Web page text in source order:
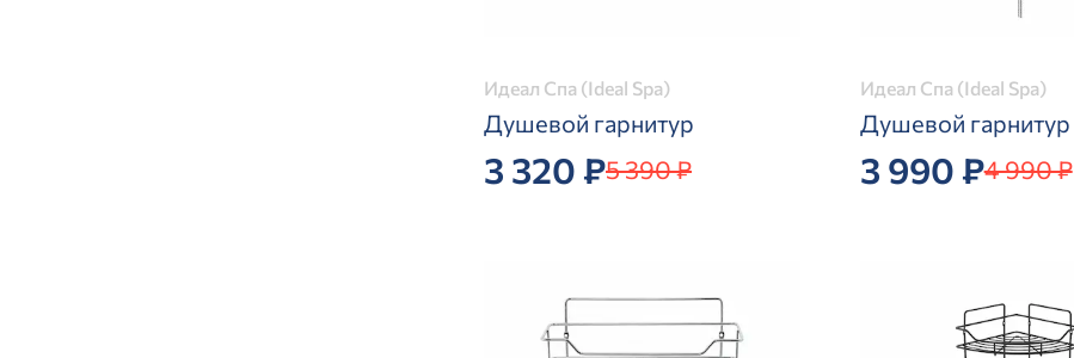
Идеал Спа (Ideal Spa)
Душевой гарнитур
3 320 ₽5 390 ₽
Идеал Спа (Ideal Spa)
Душевой гарнитур
3 990 ₽4 990 ₽